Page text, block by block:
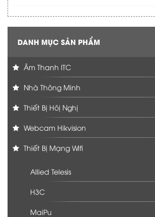
DANH MỤC SẢN PHẨM
Âm Thanh ITC
Nhà Thông Minh
Thiết Bị Hôị Nghị
Webcam Hikvision
Thiết Bị Mạng Wifi
Allied Telesis
H3C
MaiPu